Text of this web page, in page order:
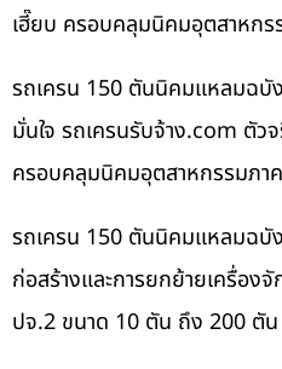
เฮี๊ยบ ครอบคลุมนิคมอุตสาหกร
รถเครน 150 ตันนิคมแหลมฉบั
มั่นใจ รถเครนรับจ้าง.com ตัว
ครอบคลุมนิคมอุตสาหกรรมภา
รถเครน 150 ตันนิคมแหลมฉบั
ก่อสร้างและการยกย้ายเครื่อง
ปจ.2 ขนาด 10 ตัน ถึง 200 ตัน